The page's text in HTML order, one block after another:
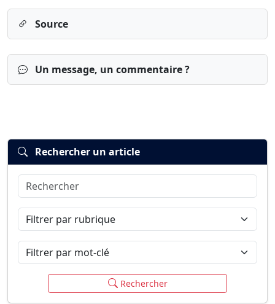
Source
Un message, un commentaire ?
Connexion
Rechercher un article
Rechercher
Filtrer par rubrique
Filtrer par mot-clé
Rechercher